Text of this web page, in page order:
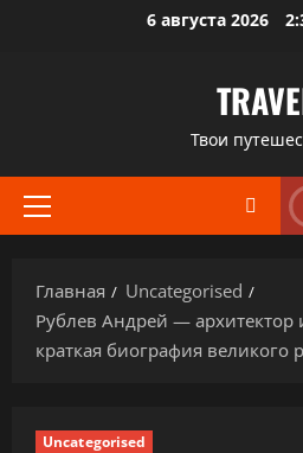
6 августа 2026
Твои
Основное
Главная
Uncategorised
Рублев Андрей —
краткая биография великого
Uncategorised